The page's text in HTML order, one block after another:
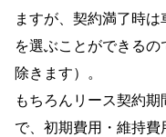
ますが、契約満了時
を選ぶことができる
除きます）。
もちろんリース契約
で、初期費用・維持